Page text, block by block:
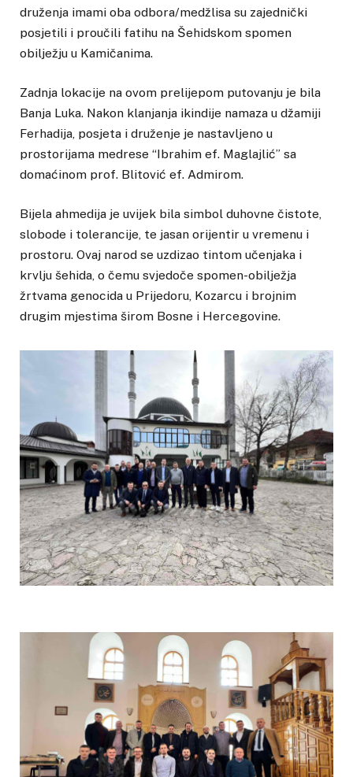
druženja imami oba odbora/medžlisa su zajednički
posjetili i proučili fatihu na Šehidskom spomen
obilježju u Kamičanima.
Zadnja lokacije na ovom prelijepom putovanju je bila
Banja Luka. Nakon klanjanja ikindije namaza u džamiji
Ferhadija, posjeta i druženje je nastavljeno u
prostorijama medrese “Ibrahim ef. Maglajlić” sa
domaćinom prof. Blitović ef. Admirom.
Bijela ahmedija je uvijek bila simbol duhovne čistote,
slobode i tolerancije, te jasan orijentir u vremenu i
prostoru. Ovaj narod se uzdizao tintom učenjaka i
krvlju šehida, o čemu svjedoče spomen-obilježja
žrtvama genocida u Prijedoru, Kozarcu i brojnim
drugim mjestima širom Bosne i Hercegovine.